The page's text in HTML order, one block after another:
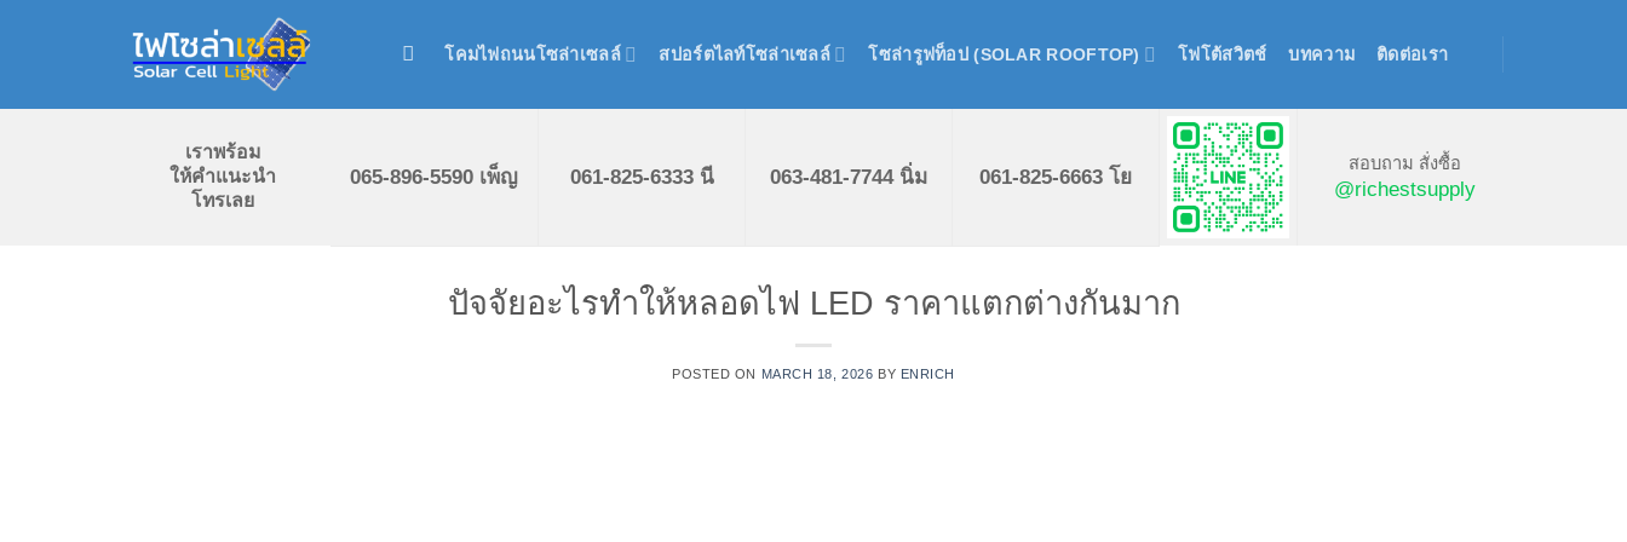
โคมไฟถนนโซล่าเซลล์ สปอร์ตไลท์โซล่าเซลล์ โซล่ารูฟท็อป (SOLAR ROOFTOP) โฟโต้สวิตช์ บทความ ติดต่อเรา
เราพร้อม
ให้คำแนะนำ
โทรเลย
065-896-5590 เพ็ญ 061-825-6333 นี 063-481-7744 นิ่ม 061-825-6663 โย
สอบถาม สั่งซื้อ
@richestsupply
ปัจจัยอะไรทำให้หลอดไฟ LED ราคาแตกต่างกันมาก
POSTED ON MARCH 18, 2026 BY ENRICH